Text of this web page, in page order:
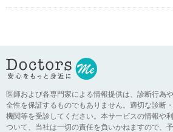
医師および各専門家による情報提供は、診断行為
全性を保証するものでもありません。適切な診断
機関等を受診してください。本サービスの情報や
ついて、当社は一切の責任を負いかねますので、